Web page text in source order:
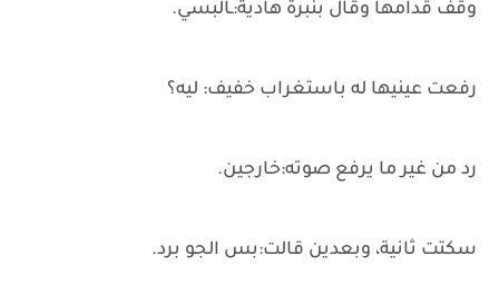
وقف قدامها وقال بنبرة هادية:ـالبسي.
رفعت عينيها له باستغراب خفيف: ليه؟
رد من غير ما يرفع صوته:خارجين.
سكتت ثانية، وبعدين قالت:بس الجو برد.